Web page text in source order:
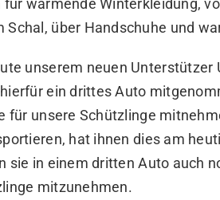
wärmende Winterkleidung,
Schal, über Handschuhe und
unserem neuen Unterstützer
ein drittes Auto
für unsere Schützlinge
hat ihnen dies am
sie in einem dritten Auto auch
mitzunehmen.